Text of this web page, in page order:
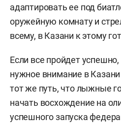
адаптировать ее под
оружейную комнату и
всему, в Казани к этому
Если все пройдет
нужное внимание в
тот же путь, что лыжные
начать восхождение на
успешного запуска